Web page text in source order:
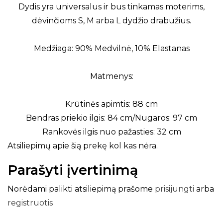
Dydis yra universalus ir bus tinkamas moterims,
dėvinčioms S, M arba L dydžio drabužius.
Medžiaga: 90% Medvilnė, 10% Elastanas
Matmenys:
Krūtinės apimtis: 88 cm
Bendras priekio ilgis: 84 cm/Nugaros: 97 cm
Rankovės ilgis nuo pažasties: 32 cm
Atsiliepimų apie šią prekę kol kas nėra.
Parašyti įvertinimą
Norėdami palikti atsiliepimą prašome prisijungti arba
registruotis